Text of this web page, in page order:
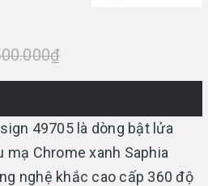
49705 là dòng bật lửa
mạ Chrome xanh Saphia
nghệ khắc cao cấp 360 độ